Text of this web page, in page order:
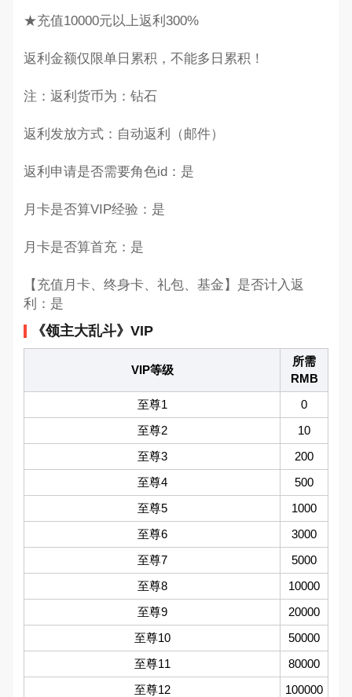
★充值10000元以上返利300%
返利金额仅限单日累积，不能多日累积！
注：返利货币为：钻石
返利发放方式：自动返利（邮件）
返利申请是否需要角色id：是
月卡是否算VIP经验：是
月卡是否算首充：是
【充值月卡、终身卡、礼包、基金】是否计入返
利：是
《领主大乱斗》VIP
VIP等级
所需
RMB
至尊1
0
至尊2
10
至尊3
200
至尊4
500
至尊5
1000
至尊6
3000
至尊7
5000
至尊8
10000
至尊9
20000
至尊10
50000
至尊11
80000
至尊12
100000